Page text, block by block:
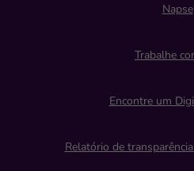
Napse
Trabalhe
Encontre um
Relatório de